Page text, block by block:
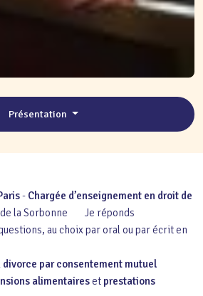
Présentation
- Chargée d’enseignement en droit de
de la Sorbonne Je réponds
au choix par oral ou par écrit en
divorce par consentement mutuel
alimentaireset prestations